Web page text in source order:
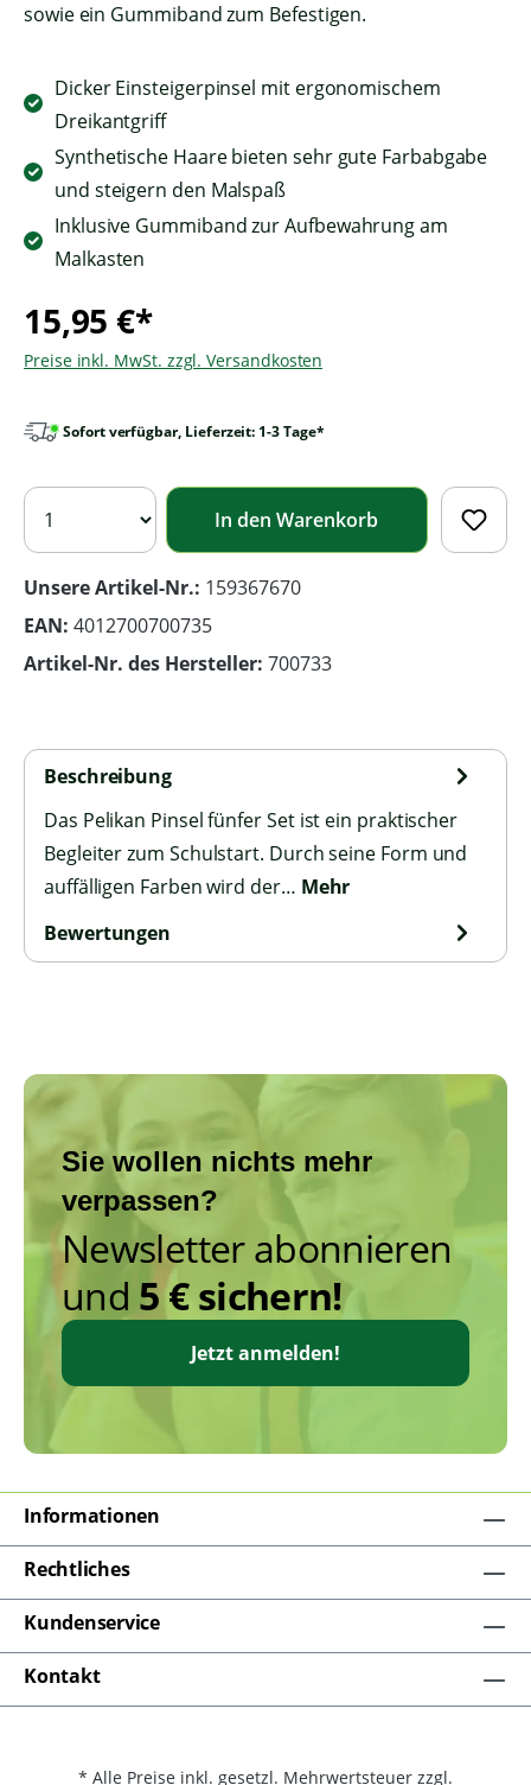
sowie ein Gummiband zum Befestigen.
Dicker Einsteigerpinsel mit ergonomischem
Dreikantgriff
Synthetische Haare bieten sehr gute Farbabgabe
und steigern den Malspaß
Inklusive Gummiband zur Aufbewahrung am
Malkasten
15,95 €*
Preise inkl. MwSt. zzgl. Versandkosten
Sofort verfügbar, Lieferzeit: 1-3 Tage*
In den Warenkorb
Unsere Artikel-Nr.: 159367670
EAN: 4012700700735
Artikel-Nr. des Hersteller: 700733
Beschreibung
Das Pelikan Pinsel fünfer Set ist ein praktischer
Begleiter zum Schulstart. Durch seine Form und
auffälligen Farben wird der… Mehr
Bewertungen
Sie wollen nichts mehr
verpassen?
Newsletter abonnieren
und 5 € sichern!
Jetzt anmelden!
Informationen
Rechtliches
Kundenservice
Kontakt
* Alle Preise inkl. gesetzl. Mehrwertsteuer zzgl.